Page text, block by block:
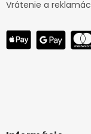
Vrátenie a